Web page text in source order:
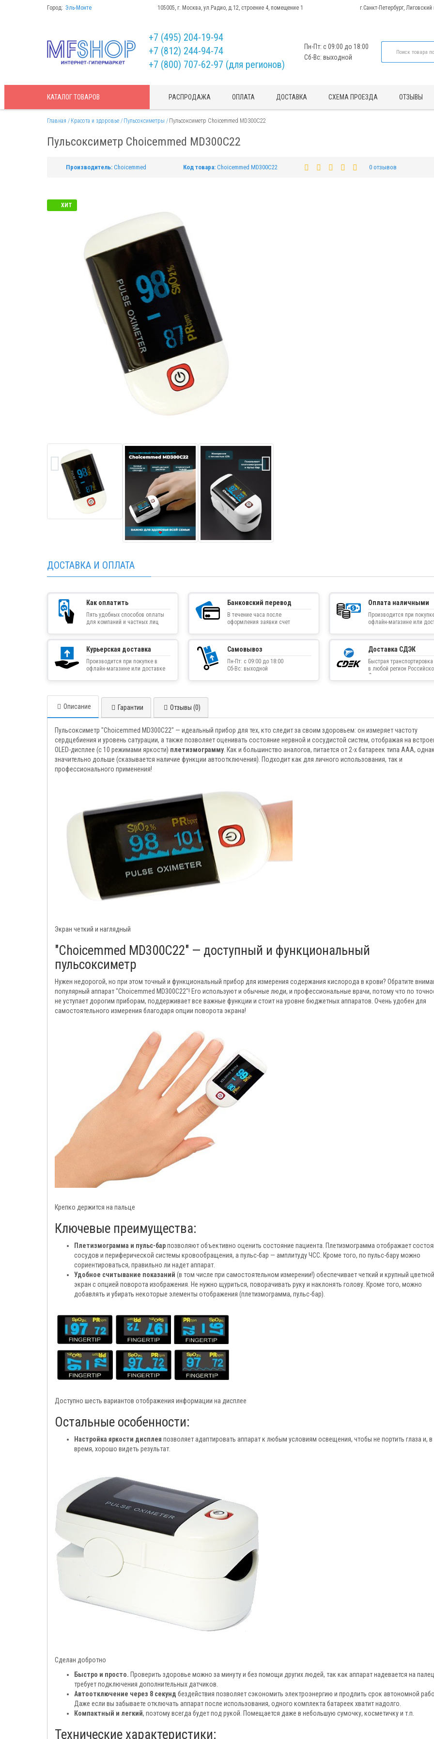
Город: Эль-Монте 105005, г. Москва, ул.Радио, д.12, строение 4, помещение 1 г.Санкт-Петербург,
+7 (495) 204-19-94
+7 (812) 244-94-74
+7 (800) 707-62-97 (для регионов)
Пн-Пт: с 09:00 до 18:00
Сб-Вс: выходной
КАТАЛОГТОВАРОВ РАСПРОДАЖА ОПЛАТА ДОСТАВКА СХЕМА ПРОЕЗДА ОТЗЫВЫ
Главная Красота и здоровье Пульсоксиметры Пульсоксиметр Choicemmed MD300C22
Пульсоксиметр Choicemmed MD300C22
Производитель: Choicemmed Код товара: Choicemmed MD300C22 0 отзывов
ХИТ
ДОСТАВКА И ОПЛАТА
Как оплатить
Пять удобных способов оплаты
для компаний и частных лиц
Банковский перевод
В течение часа после
оформления заявки счет
Оплата наличными
Производится при
офлайн-магазине или
Курьерская доставка
Производится при покупке в
офлайн-магазине или доставке
Самовывоз
Пн-Пт: с 09:00 до 18:00
Сб-Вс: выходной
Доставка СДЭК
Быстрая
в любой регион
Федерации
Описание Гарантии Отзывы (0)
Пульсоксиметр "Choicemmed MD300C22" — идеальный прибор для тех, кто следит за своим здоровьем: он измеряет частоту
сердцебиения и уровень сатурации, а также позволяет оценивать состояние нервной и сосудистой систем, отображая на
OLED-дисплее (с 10 режимами яркости) плетизмограмму. Как и большинство аналогов, питается от 2-х батареек типа ААА,
значительно дольше (сказывается наличие функции автоотключения). Подходит как для личного использования, так и
профессионального применения!
Экран четкий и наглядный
"Choicemmed MD300C22" — доступный и функциональный
пульсоксиметр
Нужен недорогой, но при этом точный и функциональный прибор для измерения содержания кислорода в крови? Обратите
популярный аппарат "Choicemmed MD300C22"! Его используют и обычные люди, и профессиональные врачи, потому что по
не уступает дорогим приборам, поддерживает все важные функции и стоит на уровне бюджетных аппаратов. Очень удобен для
самостоятельного измерения благодаря опции поворота экрана!
Крепко держится на пальце
Ключевые преимущества:
Плетизмограмма и пульс-барпозволяют объективно оценить состояние пациента. Плетизмограмма отображает
сосудов и периферической системы кровообращения, а пульс-бар — амплитуду ЧСС. Кроме того, по пульс-бару можно
сориентироваться, правильно ли надет аппарат.
Удобное считывание показаний (в том числе при самостоятельном измерении!) обеспечивает четкий и крупный цветной
экран с опцией поворота изображения. Не нужно щуриться, поворачивать руку и наклонять голову. Кроме того, можно
добавлять и убирать некоторые элементы отображения (плетизмограмма, пульс-бар).
Доступно шесть вариантов отображения информации на дисплее
Остальные особенности:
Настройка яркости дисплея позволяет адаптировать аппарат к любым условиям освещения, чтобы не портить глаза и, в
время, хорошо видеть результат.
Сделан добротно
Быстро и просто. Проверить здоровье можно за минуту и без помощи других людей, так как аппарат надевается на
требует подключения дополнительных датчиков.
Автоотключение через 8 секунд бездействия позволяет сэкономить электроэнергию и продлить срок автономной
Даже если вы забываете отключать аппарат после использования, одного комплекта батареек хватит надолго.
Компактный и легкий, поэтому всегда будет под рукой. Помещается даже в небольшую сумочку, косметичку и т.п.
Технические характеристики: